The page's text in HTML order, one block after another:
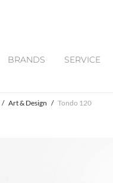
BRANDS SERVICE
/ Art & Design / Tondo 120